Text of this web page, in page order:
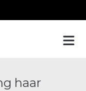
haar